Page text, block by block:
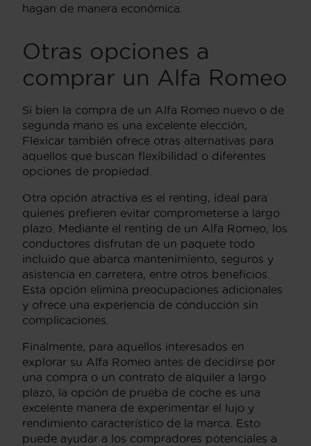
hagan de manera económica.
Otras opciones a
comprar un Alfa Romeo
Si bien la compra de un Alfa Romeo nuevo o de
segunda mano es una excelente elección,
Flexicar también ofrece otras alternativas para
aquellos que buscan flexibilidad o diferentes
opciones de propiedad.
Otra opción atractiva es el renting, ideal para
quienes prefieren evitar comprometerse a largo
plazo. Mediante el renting de un Alfa Romeo, los
conductores disfrutan de un paquete todo
incluido que abarca mantenimiento, seguros y
asistencia en carretera, entre otros beneficios.
Esta opción elimina preocupaciones adicionales
y ofrece una experiencia de conducción sin
complicaciones.
Finalmente, para aquellos interesados en
explorar su Alfa Romeo antes de decidirse por
una compra o un contrato de alquiler a largo
plazo, la opción de prueba de coche es una
excelente manera de experimentar el lujo y
rendimiento característico de la marca. Esto
puede ayudar a los compradores potenciales a